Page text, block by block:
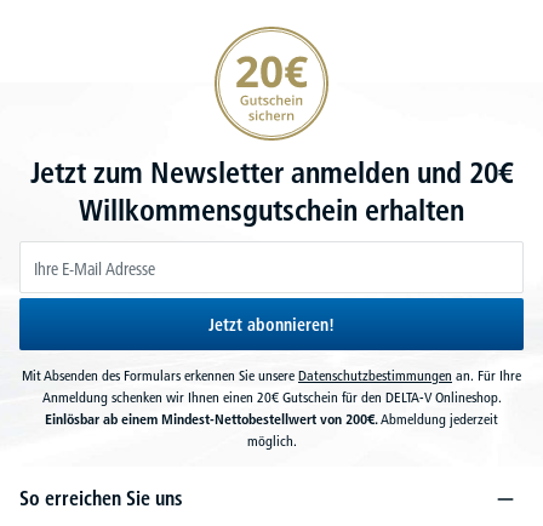
20€ Gutschein sichern
Jetzt zum Newsletter anmelden und 20€
Willkommensgutschein erhalten
Jetzt abonnieren!
Mit Absenden des Formulars erkennen Sie unsere Datenschutzbestimmungen an. Für Ihre
Anmeldung schenken wir Ihnen einen 20€ Gutschein für den DELTA-V Onlineshop.
Einlösbar ab einem Mindest-Nettobestellwert von 200€.Abmeldung jederzeit
möglich.
So erreichen Sie uns